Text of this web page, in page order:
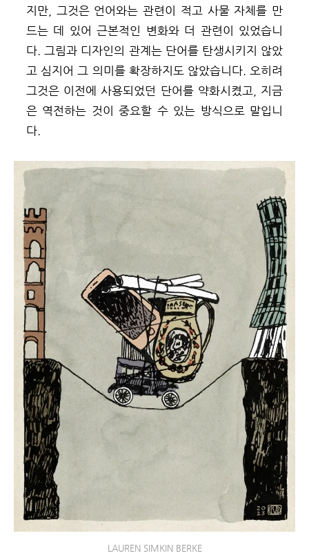
지만, 그것은 언어와는 관련이 적고 사물 자체를 만
드는 데 있어 근본적인 변화와 더 관련이 있었습니
다. 그림과 디자인의 관계는 단어를 탄생시키지 않았
고 심지어 그 의미를 확장하지도 않았습니다. 오히려
그것은 이전에 사용되었던 단어를 약화시켰고, 지금
은 역전하는 것이 중요할 수 있는 방식으로 말입니
다.
LAUREN SIMKIN BERKE